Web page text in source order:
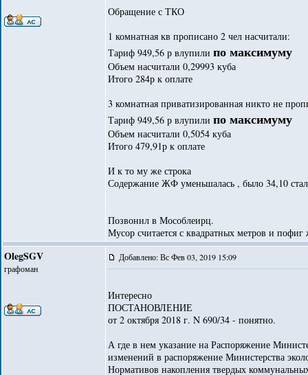
Обращение с ТКО
1 комнатная кв прописано 2 чел насчитали:
Тариф 949,56 р влупили по максимуму
Объем насчитали 0,29993 куба
Итого 284р к оплате
3 комнатная приватизированная никто не
Тариф 949,56 р влупили по максимуму
Объем насчитали 0,5054 куба
Итого 479,91р к оплате
И к то му же строка
Содержание ЖФ уменьшалась , было 34,10
Позвонил в Мособлеирц.
Мусор считается с квадратных метров и
OlegSGV
графоман
Добавлено: Вс Фев 03, 2019 15:09
Интересно
ПОСТАНОВЛЕНИЕ
от 2 октября 2018 г. N 690/34 - понятно.
А где в нем указание на Распоряжение
изменений в распоряжение Министерства
Нормативов накопления твердых